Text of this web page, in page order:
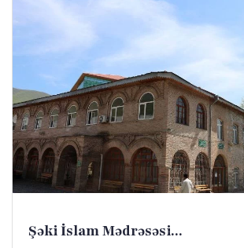
Şəki İslam Mədrəsəsi...